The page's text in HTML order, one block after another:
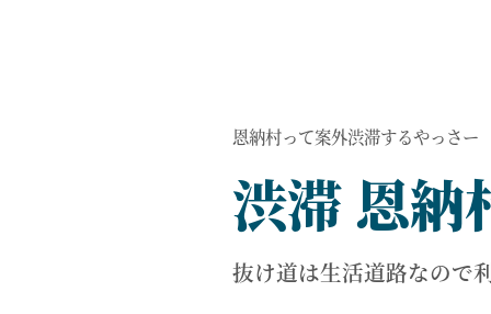
恩納村って案外渋滞するやっさー
渋滞 恩納
抜け道は生活道路なので